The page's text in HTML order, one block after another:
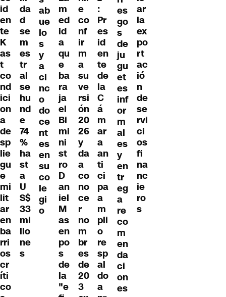
id
en
te
K
as
t
co
nd
ici
on
a
de
sp
lie
gu
e
mi
lit
ar
en
ba
rri
os
cr
íti
co
da
d
se
m
es
tr
al
se
hu
nd
e
74
%
ha
st
a
U
S$
33
mi
llo
ne
s
ab
ue
lo
s
y
a
ci
nc
o
do
ce
nt
es
en
su
co
le
gi
o
m
ed
id
a
qu
e
ba
ra
ja
el
Bi
mi
ni
st
ro
D
an
iel
M
as
en
po
s
de
la
"e
e
co
nf
ir
m
a
su
ve
rsi
ón
20
26
y
da
a
co
no
ce
r
no
m
br
es
de
20
3
:
Pr
es
id
en
te
de
la
C
á
m
ar
a
an
ti
ci
pa
a
m
pli
o
re
sp
al
do
a
es
go
s
de
ju
gu
et
es
inf
or
m
al
es
y
en
tr
eg
a
re
co
m
en
da
ci
on
es
ar
la
ex
po
rt
ac
ió
n
de
se
rvi
ci
os
fi
na
nc
ie
ro
s